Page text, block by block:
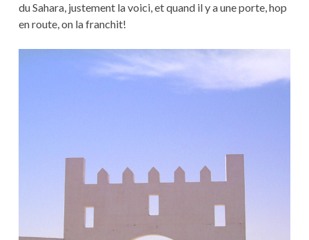
du Sahara, justement la voici, et quand il y a une porte, hop
en route, on la franchit!